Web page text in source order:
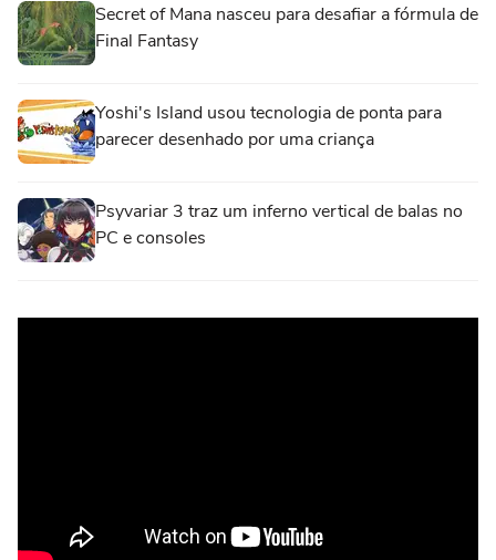
Secret of Mana nasceu para desafiar a fórmula de
Final Fantasy
Yoshi's Island usou tecnologia de ponta para
parecer desenhado por uma criança
Psyvariar 3 traz um inferno vertical de balas no
PC e consoles